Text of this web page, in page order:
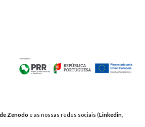
Zenodo e as nossas redes sociais (Linkedin